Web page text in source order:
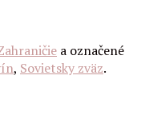
a označené
, Sovietsky zväz.